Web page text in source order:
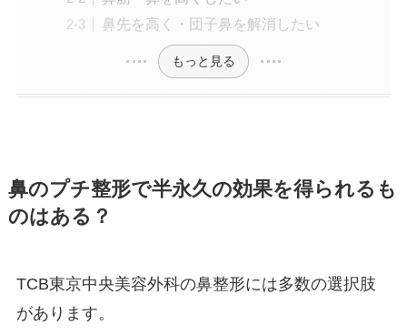
鼻先を高く・団子鼻を解消したい
もっと見る
鼻のプチ整形で半永久の効果を得られるも
のはある？
TCB東京中央美容外科の鼻整形には多数の選択肢
があります。